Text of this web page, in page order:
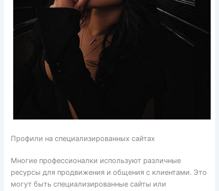
Профили на специализированных сайтах
Многие профессионалки используют различные
ресурсы для продвижения и общения с клиентами. Это
могут быть специализированные сайты или